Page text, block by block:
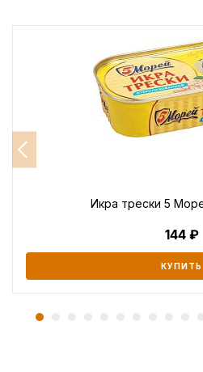
Икра трески 5
144
КУПИТЬ